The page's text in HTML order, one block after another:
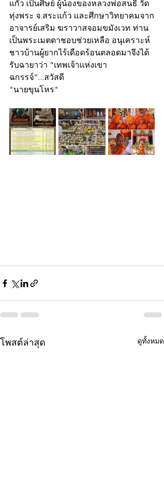
แกัว เป็นศิษย์ ผู้น้องของหลวงพ่อสนธิ์ วัด
ทุ่งพระ จ.สระแก้ว และศึกษาวิทยาคมจาก
อาจารย์เสริม ฆราวาสจอมขมังเวท ท่าน
เป็นพระเมตตาชอบช่วยเหลือ อนุเคราะห์
ชาวบ้านผู้ยากไร้เดือดร้อนตลอดมาจึงได้
รับฉายาว่า “เทพเจ้าแห่งเขา
ฉกรรจ์”...สวัสดี
"นายขุนโหร"
โพสต์ล่าสุด ดูทั้งหมด